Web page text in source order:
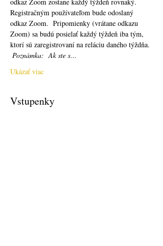
Registračným používateľom bude odoslaný
odkaz Zoom.  Pripomienky (vrátane odkazu
Zoom) sa budú posielať každý týždeň iba tým,
ktorí sú zaregistrovaní na reláciu daného týždňa.
Poznámka: Ak ste s…
Ukázať viac
Vstupenky